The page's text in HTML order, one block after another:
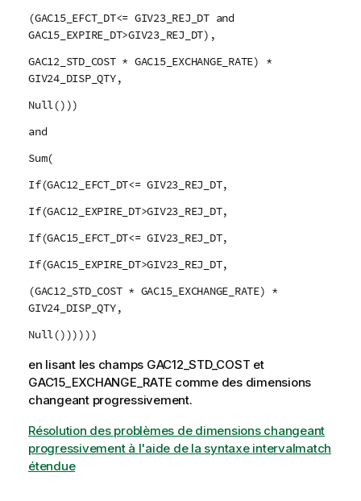
(GAC15_EFCT_DT<= GIV23_REJ_DT and
GAC15_EXPIRE_DT>GIV23_REJ_DT),
GAC12_STD_COST * GAC15_EXCHANGE_RATE) *
GIV24_DISP_QTY,
Null()))
and
Sum(
If(GAC12_EFCT_DT<= GIV23_REJ_DT,
If(GAC12_EXPIRE_DT>GIV23_REJ_DT,
If(GAC15_EFCT_DT<= GIV23_REJ_DT,
If(GAC15_EXPIRE_DT>GIV23_REJ_DT,
(GAC12_STD_COST * GAC15_EXCHANGE_RATE) *
GIV24_DISP_QTY,
Null())))))
en lisant les champs GAC12_STD_COST et
GAC15_EXCHANGE_RATE comme des dimensions
changeant progressivement.
Résolution des problèmes de dimensions changeant
progressivement à l'aide de la syntaxe intervalmatch
étendue